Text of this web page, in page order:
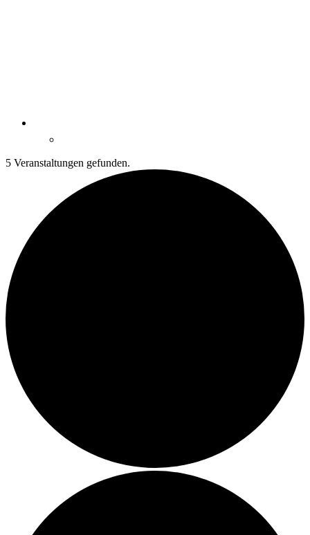
5 Veranstaltungen gefunden.